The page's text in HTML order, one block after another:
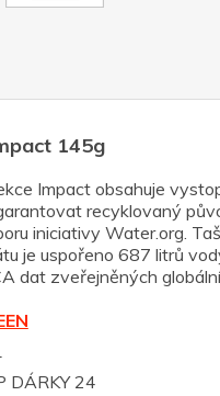
145g
Impact obsahuje
recyklovaný
iniciativy Water.org.
je uspořeno 687 litrů
dat zveřejněných
DÁRKY 24